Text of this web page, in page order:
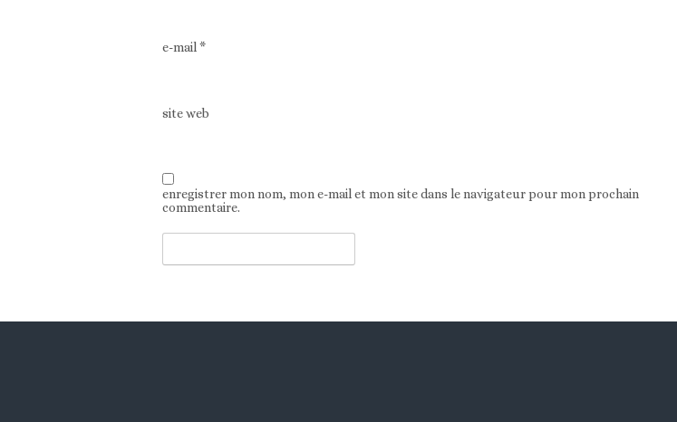
e-mail *
site web
enregistrer mon nom, mon e-mail et mon site dans le navigateur pour mon prochain
commentaire.